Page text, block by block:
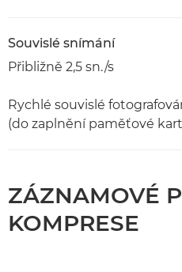
Souvislé snímání
Přibližně 2,5 sn./s
Rychlé souvislé
(do zaplnění paměťové
ZÁZNAMOVÉ
KOMPRESE